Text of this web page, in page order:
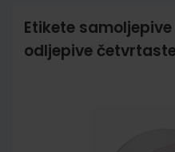
Etikete
odljepive